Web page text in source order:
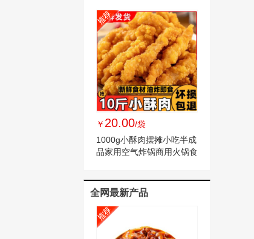
￥ 20.00/袋
1000g小酥肉摆摊小吃半成
品家用空气炸锅商用火锅食
全网最新产品